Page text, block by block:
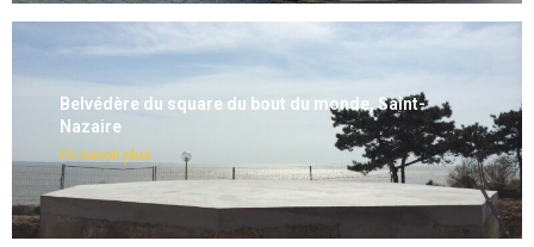
Belvédère du square du bout du monde, Saint-
Nazaire
En savoir plus